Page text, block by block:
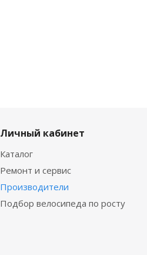
Личный кабинет
Каталог
Ремонт и сервис
Производители
Подбор велосипеда по росту